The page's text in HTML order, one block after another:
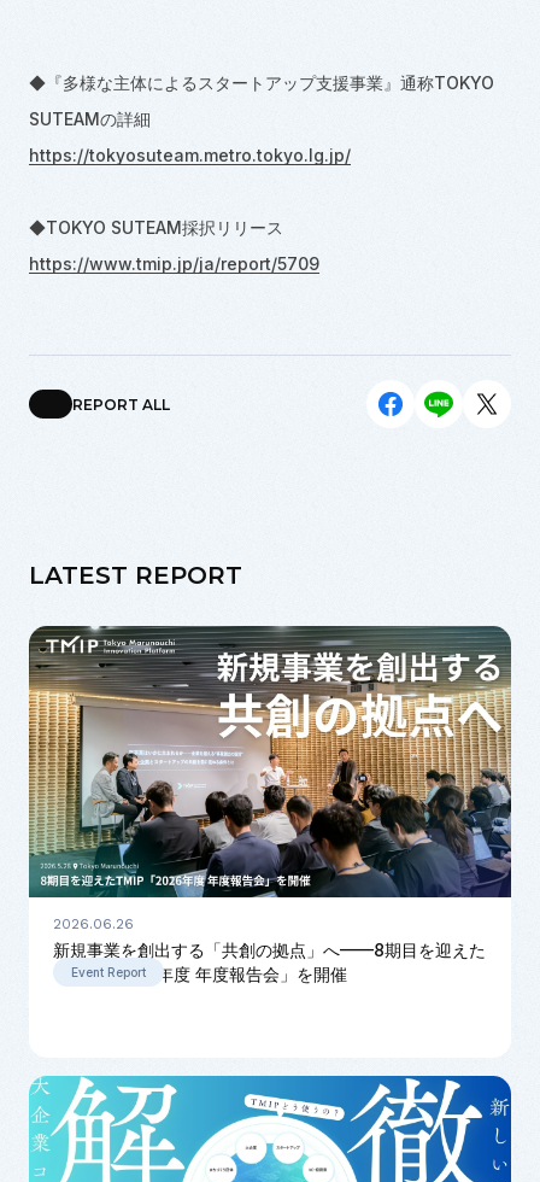
◆『多様な主体によるスタートアップ支援事業』通称TOKYO
SUTEAMの詳細
https://tokyosuteam.metro.tokyo.lg.jp/
◆TOKYO SUTEAM採択リリース
https://www.tmip.jp/ja/report/5709
REPORT ALL
LATEST REPORT
2026.06.26
新規事業を創出する「共創の拠点」へ——8期目を迎えた
TMIP「2026年度 年度報告会」を開催
Event Report